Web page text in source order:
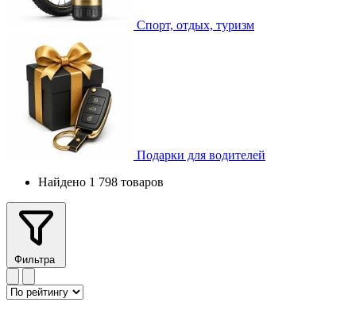
Спорт, отдых, туризм
Подарки для водителей
Найдено 1 798 товаров
Фильтра